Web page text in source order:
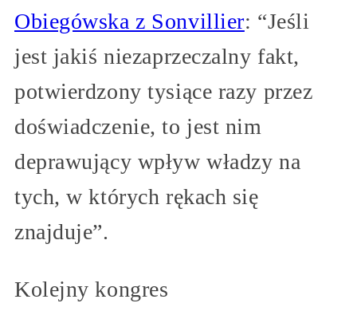
Obiegówska z Sonvillier: “Jeśli
jest jakiś niezaprzeczalny fakt,
potwierdzony tysiące razy przez
doświadczenie, to jest nim
deprawujący wpływ władzy na
tych, w których rękach się
znajduje”.
Kolejny kongres